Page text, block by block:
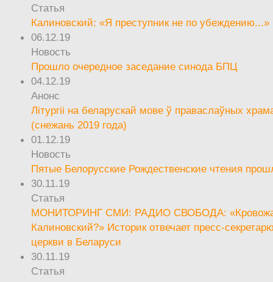
Статья
Калиновский: «Я преступник не по убеждению...»
06.12.19
Новость
Прошло очередное заседание синода БПЦ
04.12.19
Анонс
Літургіі на беларускай мове ў праваслаўных
(снежань 2019 года)
01.12.19
Новость
Пятые Белорусские Рождественские чтения
30.11.19
Статья
МОНИТОРИНГ СМИ: РАДИО СВОБОДА:
Калиновский?» Историк отвечает пресс-
церкви в Беларуси
30.11.19
Статья